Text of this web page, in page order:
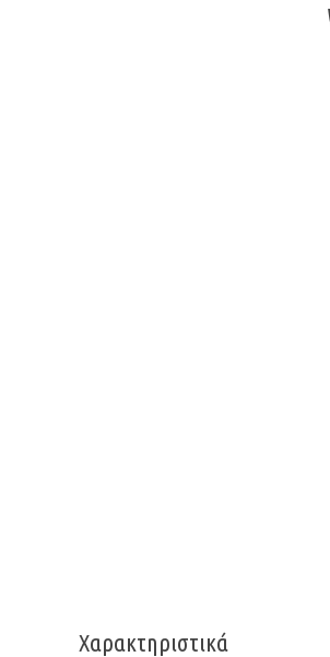
Χαρακτηριστικά